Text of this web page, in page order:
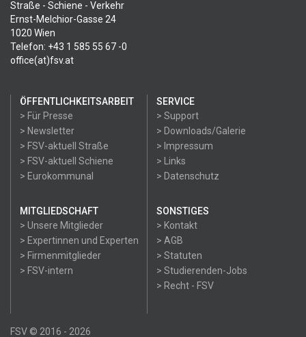
Straße - Schiene - Verkehr
Ernst-Melchior-Gasse 24
1020 Wien
Telefon: +43 1 585 55 67 -0
office(at)fsv.at
ÖFFENTLICHKEITSARBEIT
> Für Presse
> Newsletter
> FSV-aktuell Straße
> FSV-aktuell Schiene
> Eurokommunal
SERVICE
> Support
> Downloads/Galerie
> Impressum
> Links
> Datenschutz
MITGLIEDSCHAFT
> Unsere Mitglieder
> Expertinnen und Experten
> Firmenmitglieder
> FSV-intern
SONSTIGES
> Kontakt
> AGB
> Statuten
> Studierenden-Jobs
> Recht - FSV
FSV © 2016 - 2026